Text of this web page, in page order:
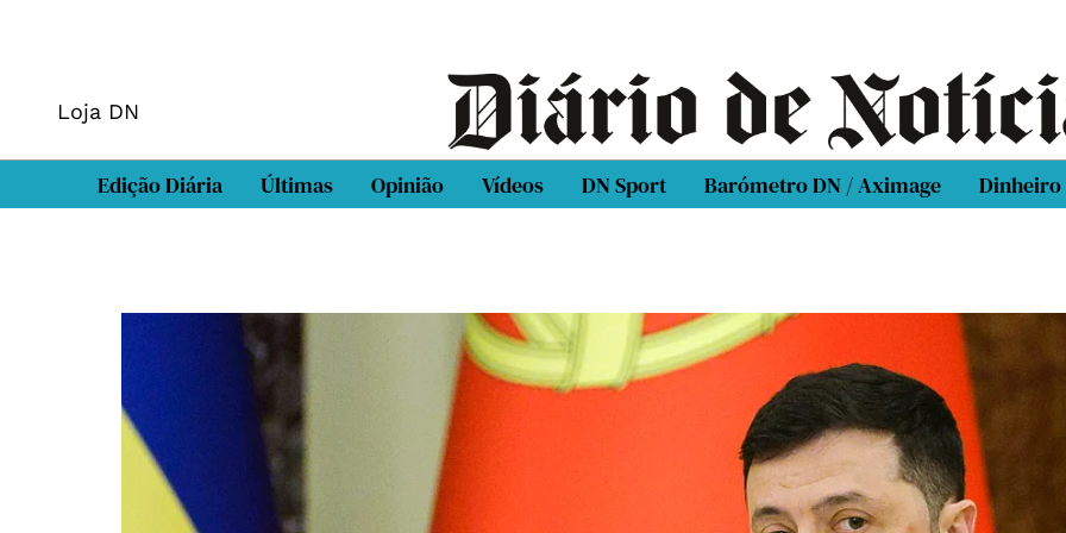
Loja DN
Edição Diária Últimas Opinião Vídeos DN Sport Barómetro DN / Aximage Dinheiro